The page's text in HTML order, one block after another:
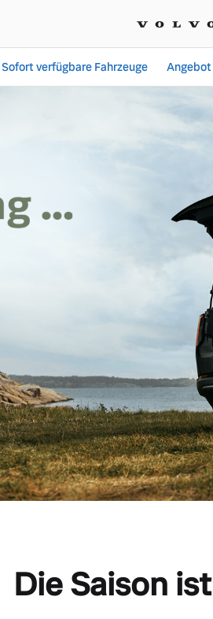
Sofort verfügbare Fahrzeuge
Die Saison